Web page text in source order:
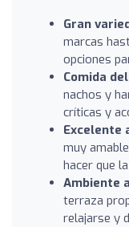
Gran
marcas
opciones
Comida
nachos y
críticas y
Excelente
muy
hacer que
Ambiente
terraza
relajarse y